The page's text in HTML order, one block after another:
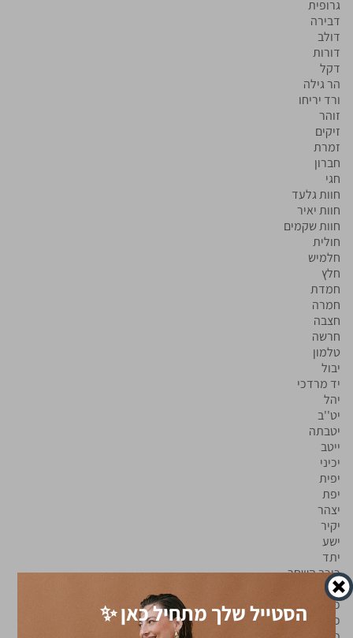
גרופית
דבירה
דולב
דורות
דקל
הר גילה
ורד יריחו
זוהר
זיקים
זמרת
חברון
חגי
חוות גלעד
חוות יאיר
חוות שקמים
חולית
חלמיש
חלץ
חמדת
חמרה
חצבה
חרשה
טלמון
יבול
יד מרדכי
יהל
יט''ב
יטבתה
ייטב
יכיני
יפית
יפת
יצהר
יקיר
ישע
יתד
כוכב השחר
כוכב יעקב
כוכב מיכאל
כיסופיםהסטייל שלך מתחיל כאן ✨